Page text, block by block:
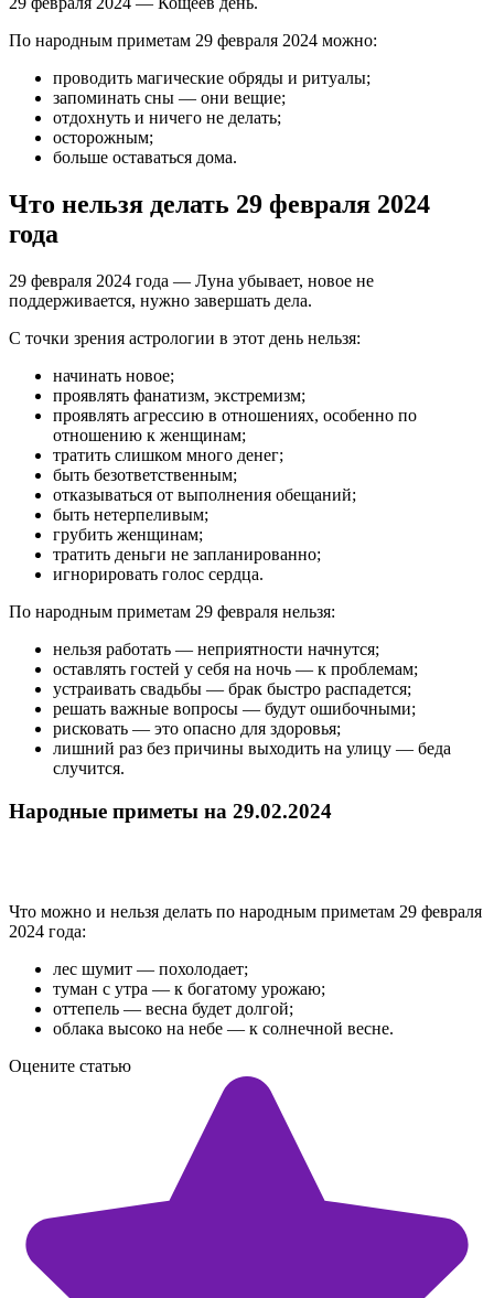
По народным приметам 29 февраля 2024 можно:
проводить магические обряды и ритуалы;
запоминать сны — они вещие;
отдохнуть и ничего не делать;
осторожным;
больше оставаться дома.
Что нельзя делать 29 февраля 2024
года
29 февраля 2024 года — Луна убывает, новое не
поддерживается, нужно завершать дела.
С точки зрения астрологии в этот день нельзя:
начинать новое;
проявлять фанатизм, экстремизм;
проявлять агрессию в отношениях, особенно по
отношению к женщинам;
тратить слишком много денег;
быть безответственным;
отказываться от выполнения обещаний;
быть нетерпеливым;
грубить женщинам;
тратить деньги не запланированно;
игнорировать голос сердца.
По народным приметам 29 февраля нельзя:
нельзя работать — неприятности начнутся;
оставлять гостей у себя на ночь — к проблемам;
устраивать свадьбы — брак быстро распадется;
решать важные вопросы — будут ошибочными;
рисковать — это опасно для здоровья;
лишний раз без причины выходить на улицу — беда
случится.
Народные приметы на 29.02.2024
Что можно и нельзя делать по народным приметам 29 февраля
2024 года:
лес шумит — похолодает;
туман с утра — к богатому урожаю;
оттепель — весна будет долгой;
облака высоко на небе — к солнечной весне.
Оцените статью